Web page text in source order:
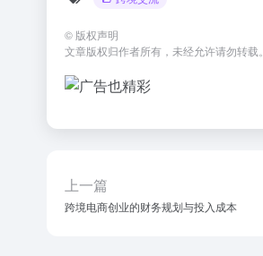
© 版权声明
文章版权归作者所有，未经允许请勿转载。
上一篇
跨境电商创业的财务规划与投入成本